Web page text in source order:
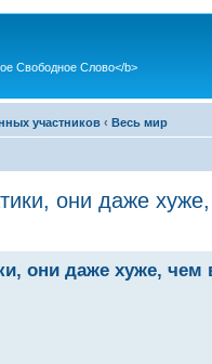
Свободное Слово</b>
участников ‹ Весь мир
они даже
они даже хуже, чем